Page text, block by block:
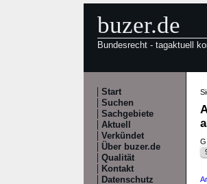
buzer.de
Bundesrecht - tagaktuell
Start
Suchen
Sachgebiete
Aktuell
Verkündet
Über buzer.de
Qualität
Kontakt
Datenschutz